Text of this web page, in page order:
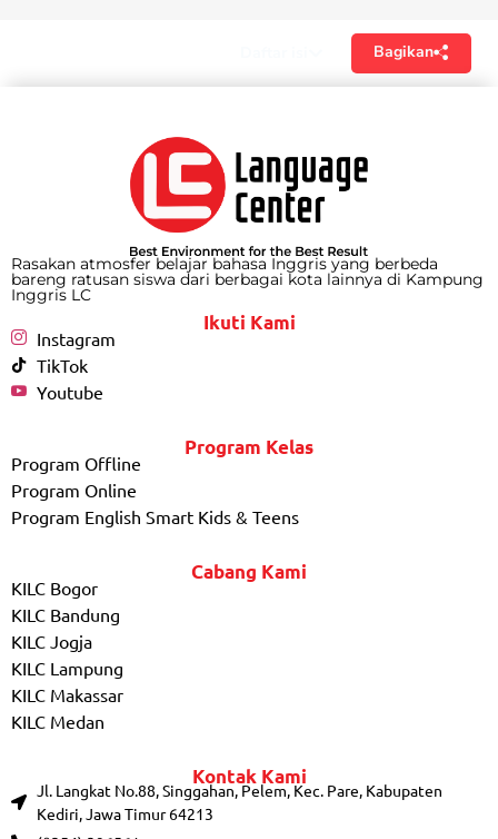
Bagikan
Rasakan atmosfer belajar bahasa Inggris yang berbeda
bareng ratusan siswa dari berbagai kota lainnya di Kampung
Inggris LC
Ikuti Kami
Instagram
TikTok
Youtube
Program Kelas
Program Offline
Program Online
Program English Smart Kids & Teens
Cabang Kami
KILC Bogor
KILC Bandung
KILC Jogja
KILC Lampung
KILC Makassar
KILC Medan
Kontak Kami
Jl. Langkat No.88, Singgahan, Pelem, Kec. Pare, Kabupaten
Kediri, Jawa Timur 64213